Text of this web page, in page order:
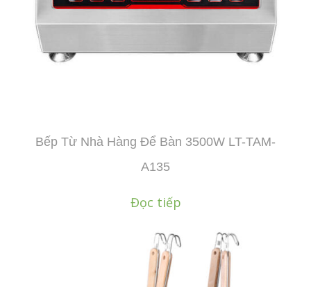
Bếp Từ Nhà Hàng Để Bàn 3500W LT-TAM-
A135
Đọc tiếp